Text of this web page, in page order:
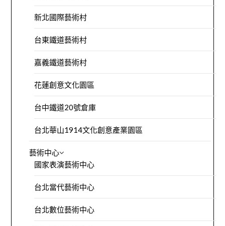
新北國際藝術村
台東鐵道藝術村
嘉義鐵道藝術村
花蓮創意文化園區
台中鐵道20號倉庫
台北華山1914文化創意產業園區
藝術中心
國家表演藝術中心
台北當代藝術中心
台北數位藝術中心